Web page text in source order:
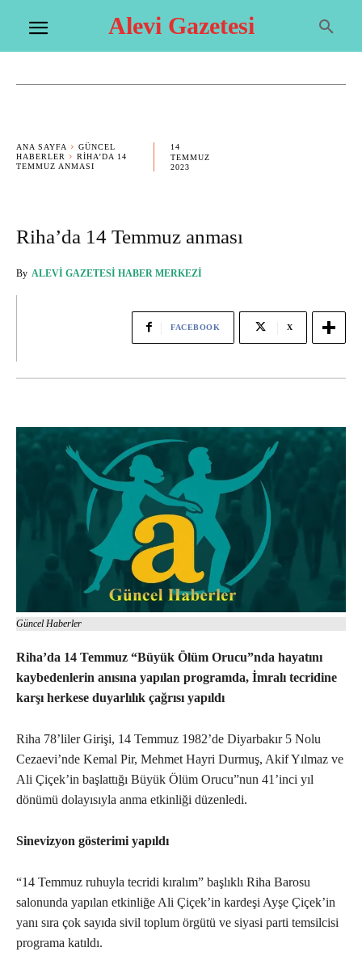
Alevi Gazetesi
ANA SAYFA
GÜNCEL
HABERLER
RIHA’DA 14
TEMMUZ ANMASI
14
TEMMUZ
2023
Riha’da 14 Temmuz anması
By ALEVI GAZETESI HABER MERKEZI
FACEBOOK X
Güncel Haberler
Riha’da 14 Temmuz “Büyük Ölüm Orucu”nda hayatını
kaybedenlerin anısına yapılan programda, İmralı tecridine
karşı herkese duyarlılık çağrısı yapıldı
Riha 78’liler Girişi, 14 Temmuz 1982’de Diyarbakır 5 Nolu
Cezaevi’nde Kemal Pir, Mehmet Hayri Durmuş, Akif Yılmaz ve
Ali Çiçek’in başlattığı Büyük Ölüm Orucu”nun 41’inci yıl
dönümü dolayısıyla anma etkinliği düzenledi.
Sinevizyon gösterimi yapıldı
“14 Temmuz ruhuyla tecridi kıralım” başlıklı Riha Barosu
salonunda yapılan etkinliğe Ali Çiçek’in kardeşi Ayşe Çiçek’in
yanı sıra çok sayıda sivil toplum örgütü ve siyasi parti temsilcisi
programa katıldı.